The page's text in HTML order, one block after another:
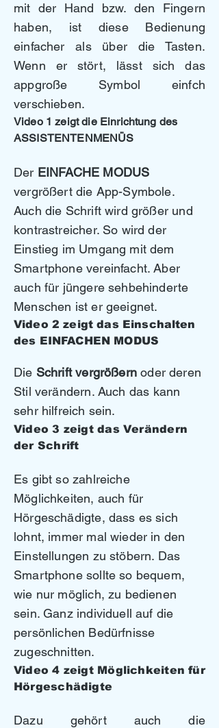
mit der Hand bzw. den Fingern
haben, ist diese Bedienung
einfacher als über die Tasten.
Wenn er stört, lässt sich das
appgroße Symbol einfch
verschieben.
Video 1 zeigt die Einrichtung des
ASSISTENTENMENÜS
Der EINFACHE MODUS
vergrößert die App-Symbole.
Auch die Schrift wird größer und
kontrastreicher. So wird der
Einstieg im Umgang mit dem
Smartphone vereinfacht. Aber
auch für jüngere sehbehinderte
Menschen ist er geeignet.
Video 2 zeigt das Einschalten
des EINFACHEN MODUS
Die Schrift vergrößernoder deren
Stil verändern. Auch das kann
sehr hilfreich sein.
Video 3 zeigt das Verändern
der Schrift
Es gibt so zahlreiche
Möglichkeiten, auch für
Hörgeschädigte, dass es sich
lohnt, immer mal wieder in den
Einstellungen zu stöbern. Das
Smartphone sollte so bequem,
wie nur möglich, zu bedienen
sein. Ganz individuell auf die
persönlichen Bedürfnisse
zugeschnitten.
Video 4 zeigt Möglichkeiten für
Hörgeschädigte
Dazu gehört auch die